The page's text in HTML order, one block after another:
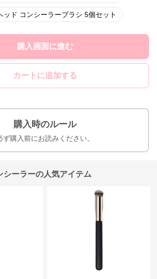
ッド コンシーラーブラシ 5個セット
購入画面に進む
カートに追加する
購入時のルール
ず購入前にお読みください。
シーラーの人気アイテム